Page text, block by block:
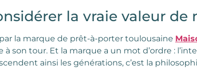
la vraie valeur de
la marque de prêt-à-porter toulousaine
à son tour. Et la marque a un mot d’ordre :
ainsi les générations, c’est la